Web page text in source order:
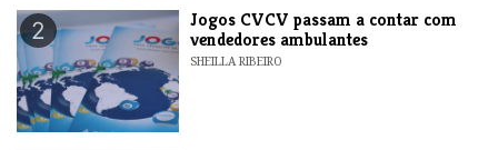
2
Jogos CVCV passam a contar com
vendedores ambulantes
SHEILLA RIBEIRO